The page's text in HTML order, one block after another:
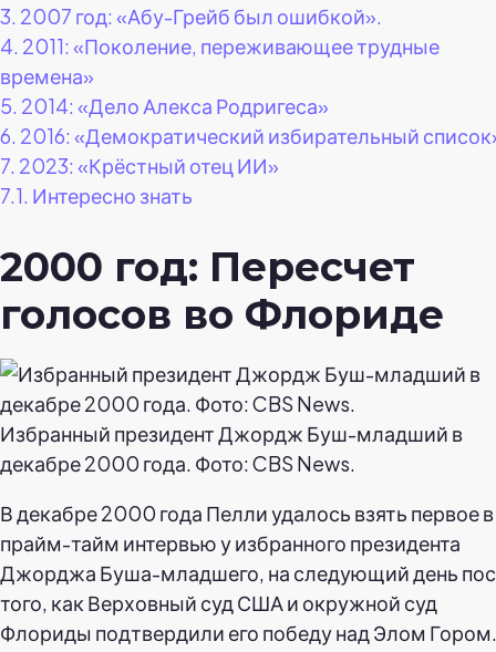
3. 2007 год: «Абу-Грейб был ошибкой».
4. 2011: «Поколение, переживающее трудные
времена»
5. 2014: «Дело Алекса Родригеса»
6. 2016: «Демократический избирательный
7. 2023: «Крёстный отец ИИ»
7.1. Интересно знать
2000 год: Пересчет
голосов во Флориде
Избранный президент Джордж Буш-младший в
декабре 2000 года. Фото: CBS News.
В декабре 2000 года Пелли удалось взять первое в
прайм-тайм интервью у избранного президента
Джорджа Буша-младшего, на следующий день
того, как Верховный суд США и окружной суд
Флориды подтвердили его победу над Элом Гором.